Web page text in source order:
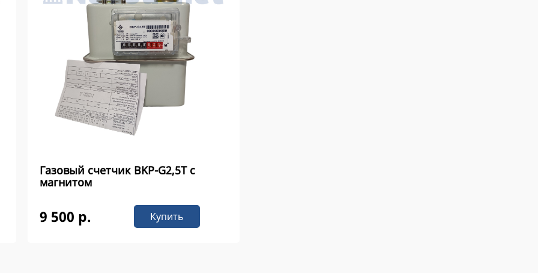
Газовый счетчик ВKР-G2,5Т с
магнитом
9 500 р. Купить